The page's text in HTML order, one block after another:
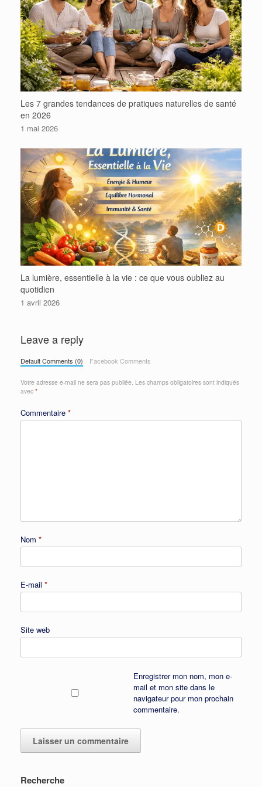
Les 7 grandes tendances de pratiques naturelles de santé
en 2026
1 mai 2026
La lumière, essentielle à la vie : ce que vous oubliez au
quotidien
1 avril 2026
Leave a reply
Default Comments (0) Facebook Comments
Votre adresse e-mail ne sera pas publiée. Les champs obligatoires sont indiqués
avec *
Commentaire *
Nom *
E-mail *
Site web
Enregistrer mon nom, mon e-
mail et mon site dans le
navigateur pour mon prochain
commentaire.
Recherche